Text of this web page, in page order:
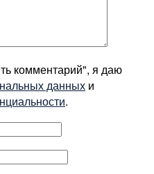
комментарий", я даю
данных и
.